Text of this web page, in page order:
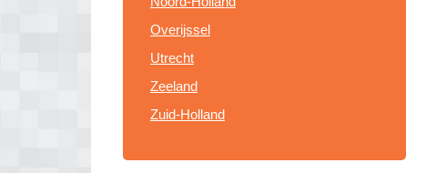
Overijssel
Utrecht
Zeeland
Zuid-Holland